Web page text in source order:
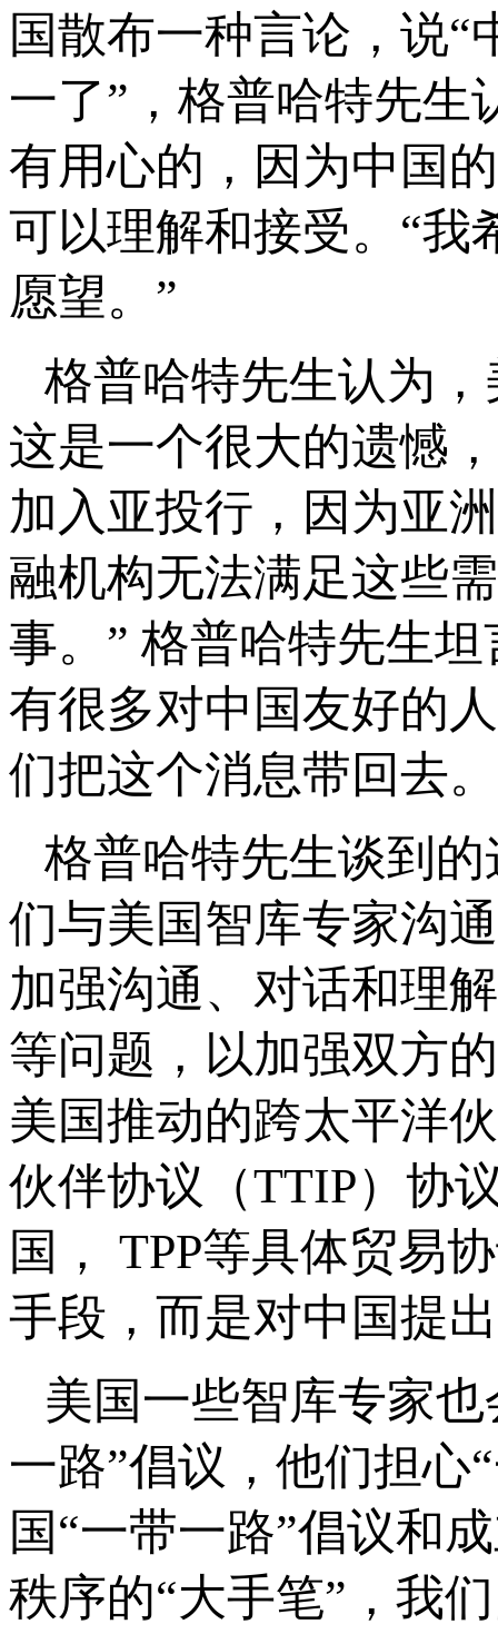
国散布一种言论，说
一了”，格普哈特先生
有用心的，因为中国
可以理解和接受。“我
愿望。”
格普哈特先生认为
这是一个很大的遗憾
加入亚投行，因为亚
融机构无法满足这些
事。” 格普哈特先生
有很多对中国友好的
们把这个消息带回去
格普哈特先生谈到
们与美国智库专家沟
加强沟通、对话和理
等问题，以加强双方
美国推动的跨太平洋
伙伴协议（TTIP）协
国， TPP等具体贸易
手段，而是对中国提
美国一些智库专家
一路”倡议，他们担心
国“一带一路”倡议和
秩序的“大手笔”，我